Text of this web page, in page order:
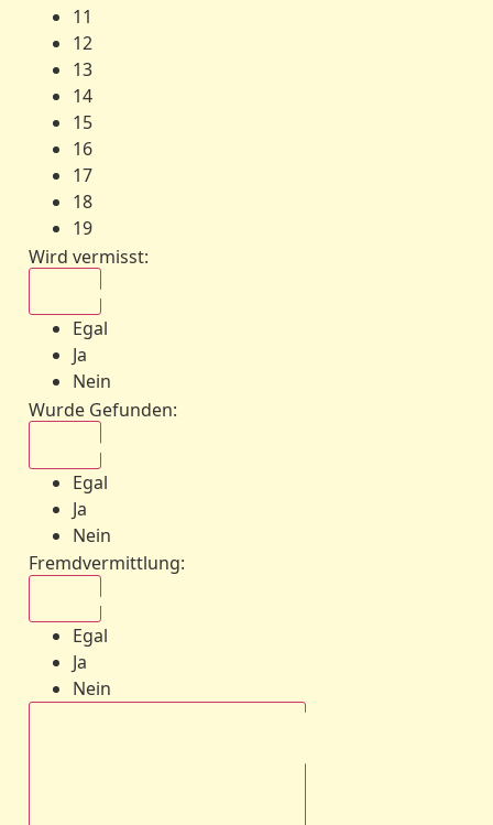
11
12
13
14
15
16
17
18
19
Wird vermisst:
Egal
Ja
Nein
Wurde Gefunden:
Egal
Ja
Nein
Fremdvermittlung:
Egal
Ja
Nein